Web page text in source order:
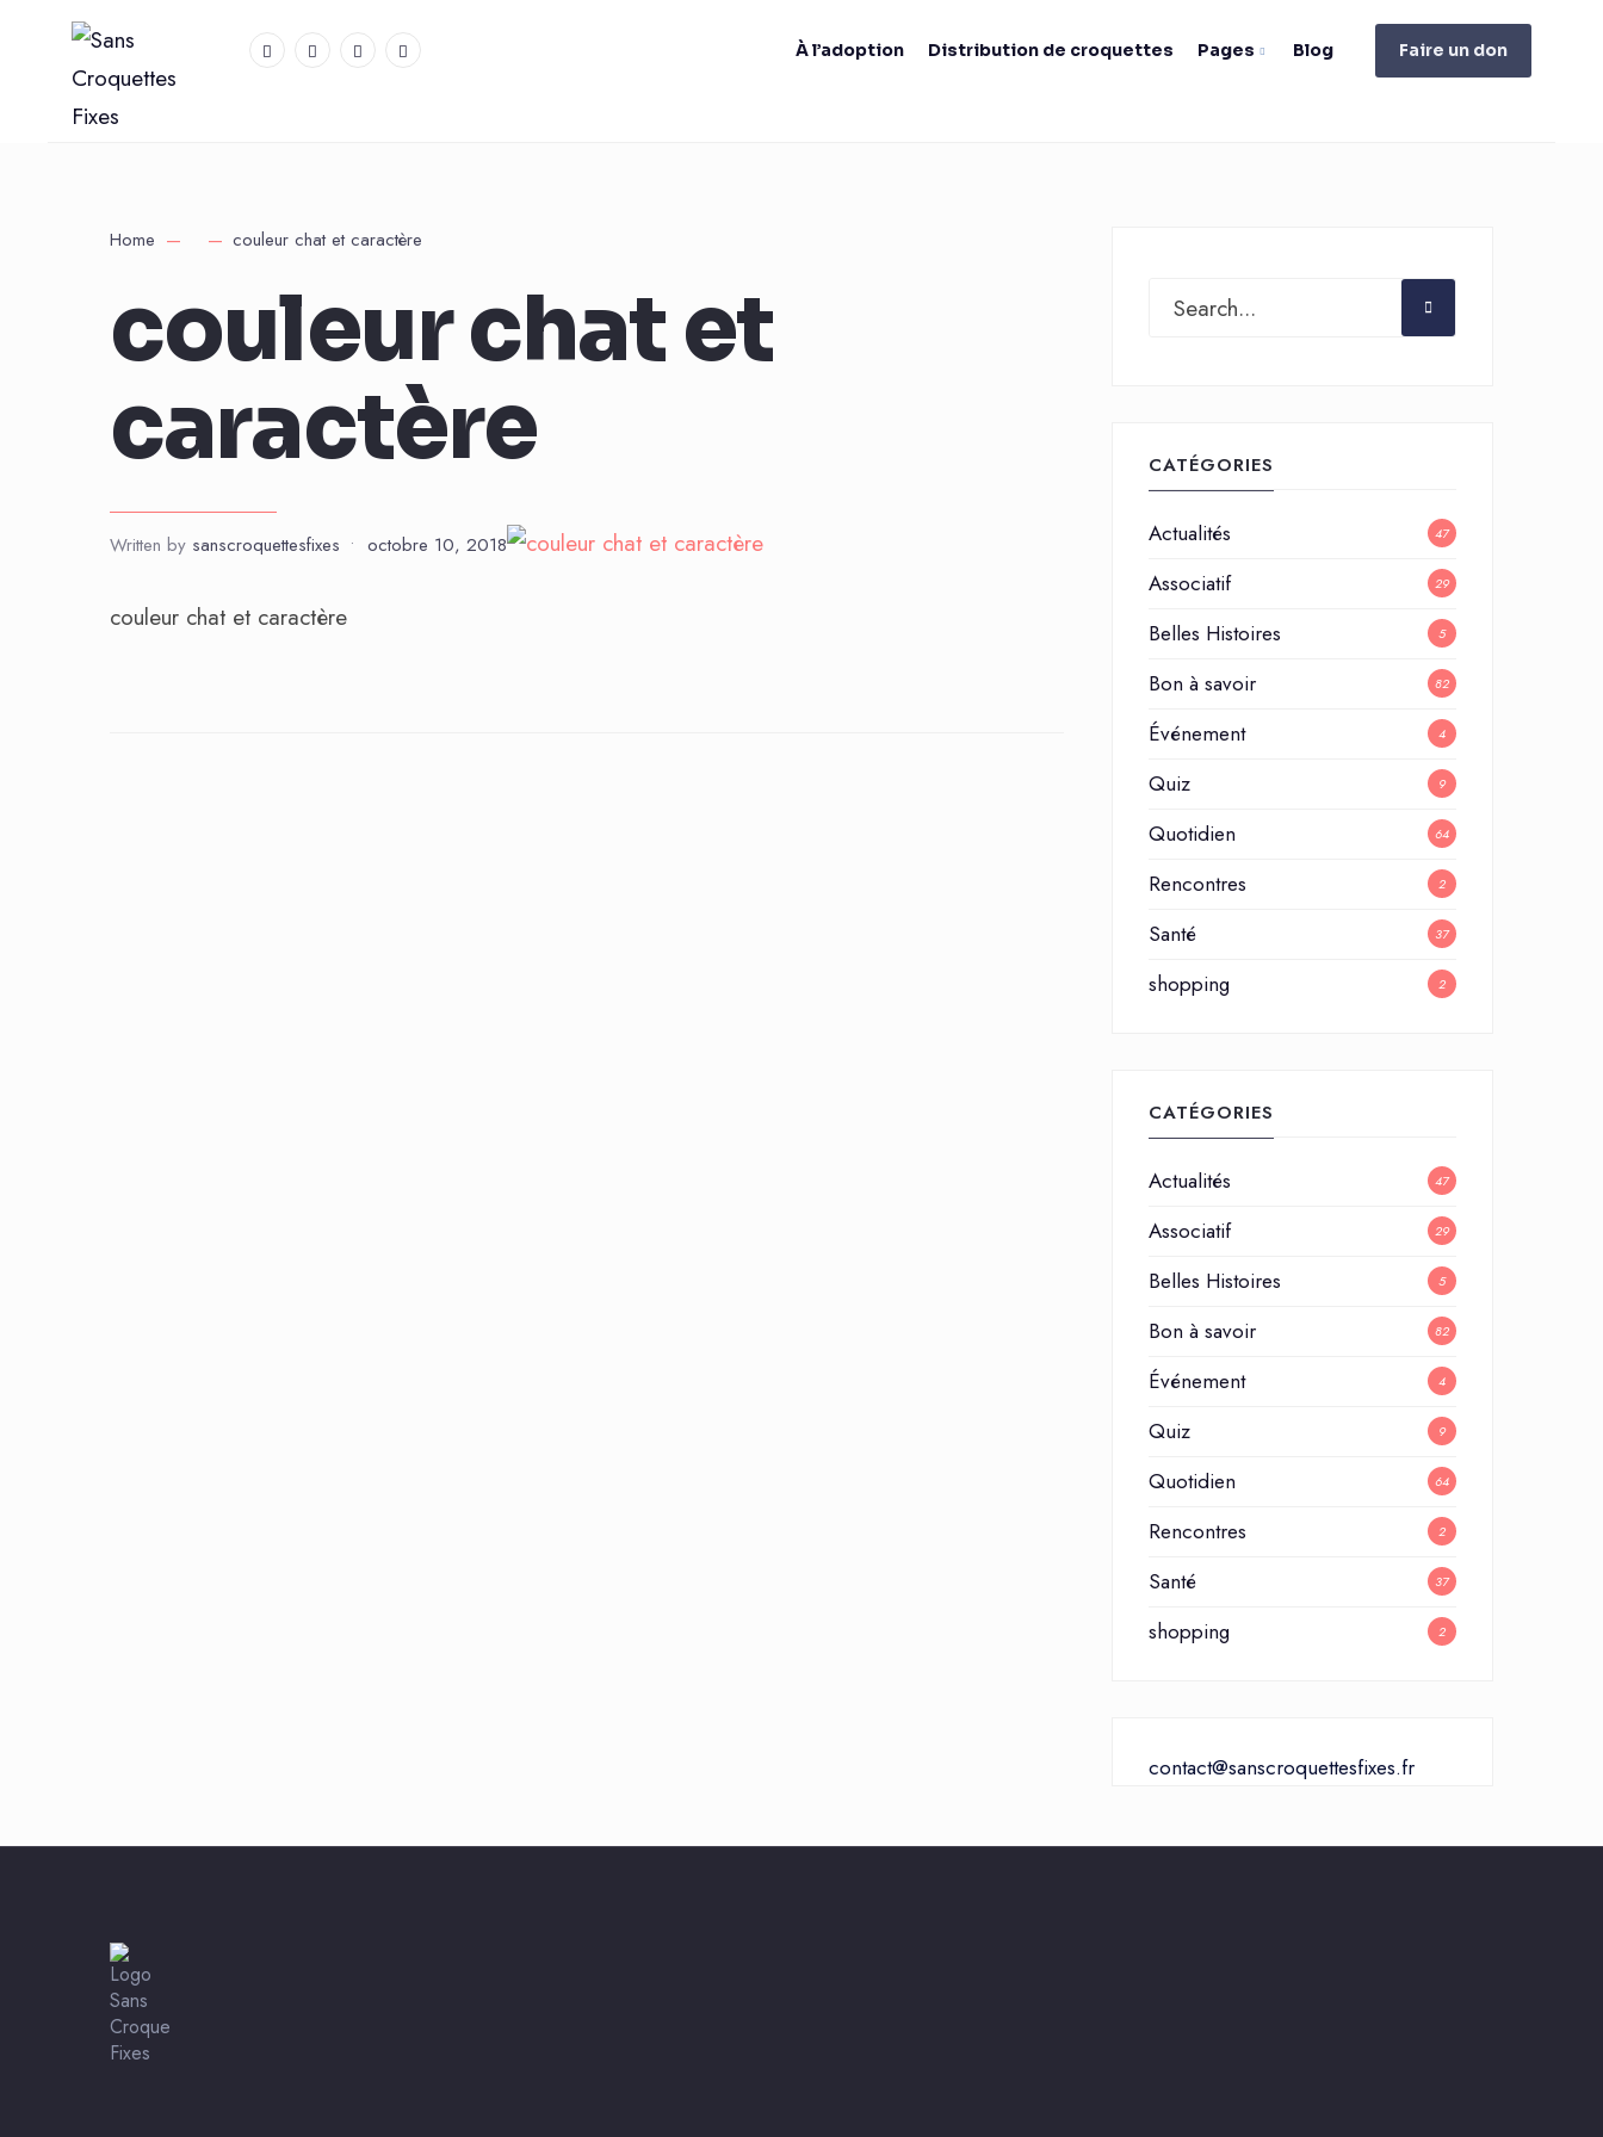
À l’adoption Distribution de croquettes Pages Blog Faire un don
Home couleur chat et caractère
couleur chat et
caractère
Written by sanscroquettesfixes • octobre 10, 2018
couleur chat et caractère
CATÉGORIES
Actualités 47
Associatif 29
Belles Histoires 5
Bon à savoir 82
Événement 4
Quiz 9
Quotidien 64
Rencontres 2
Santé 37
shopping 2
CATÉGORIES
Actualités 47
Associatif 29
Belles Histoires 5
Bon à savoir 82
Événement 4
Quiz 9
Quotidien 64
Rencontres 2
Santé 37
shopping 2
contact@sanscroquettesfixes.fr